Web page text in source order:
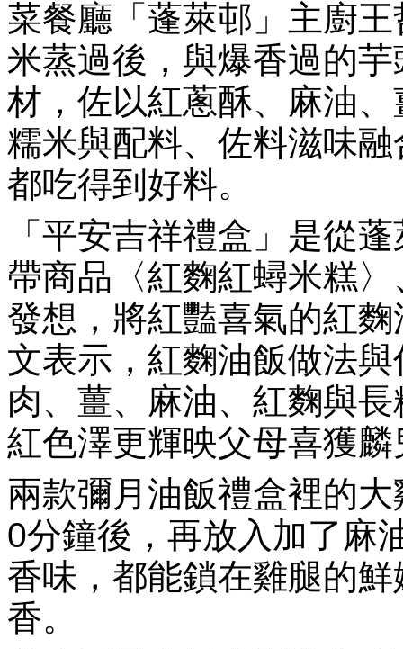
菜餐廳「蓬萊邨」主廚
米蒸過後，與爆香過的
材，佐以紅蔥酥、麻油
糯米與配料、佐料滋味
都吃得到好料。
「平安吉祥禮盒」是從
帶商品〈紅麴紅蟳米糕
發想，將紅豔喜氣的紅
文表示，紅麴油飯做法
肉、薑、麻油、紅麴與
紅色澤更輝映父母喜獲
兩款彌月油飯禮盒裡的
0分鐘後，再放入加了麻
香味，都能鎖在雞腿的
香。